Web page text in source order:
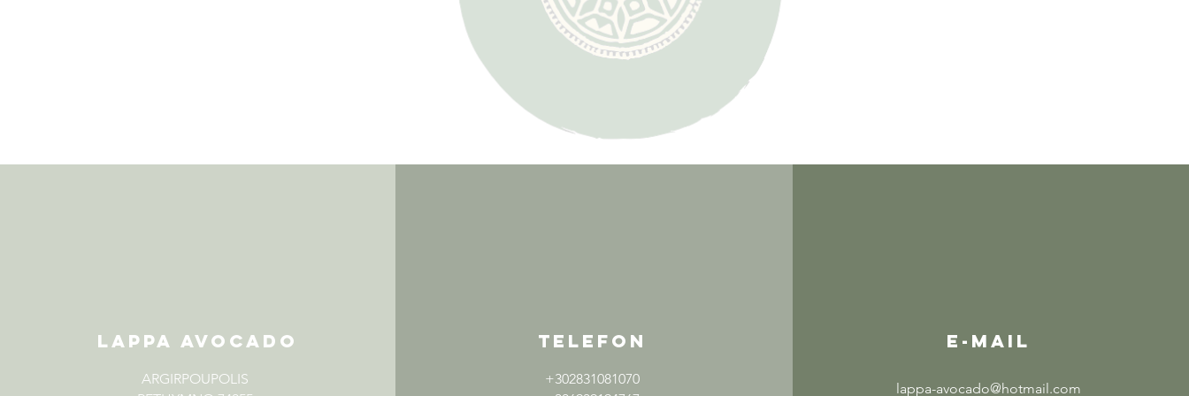
LAPPA AVOCADO
ARGIRPOUPOLIS
TELEFON
+302831081070
E-MAIL
lappa-avocado@hotmail.com